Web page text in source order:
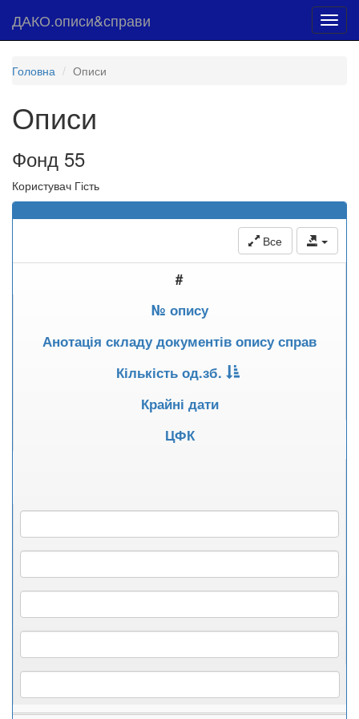
ДАКО.описи&справи
Головна Описи
Описи
Фонд 55
Користувач Гість
Все
#
№ опису
Анотація складу документів опису справ
Кількість од.зб.
Крайні дати
ЦФК